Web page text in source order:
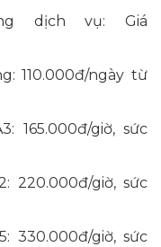
dịch vụ: Giá
110.000đ/ngày từ
165.000đ/giờ, sức
220.000đ/giờ, sức
330.000đ/giờ, sức